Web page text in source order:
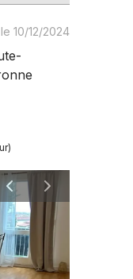
10/12/2024
)